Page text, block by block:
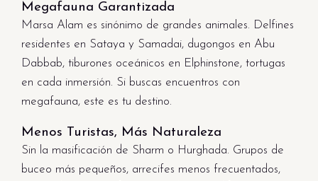
Megafauna Garantizada
Marsa Alam es sinónimo de grandes animales. Delfines
residentes en Sataya y Samadai, dugongos en Abu
Dabbab, tiburones oceánicos en Elphinstone, tortugas
en cada inmersión. Si buscas encuentros con
megafauna, este es tu destino.
Menos Turistas, Más Naturaleza
Sin la masificación de Sharm o Hurghada. Grupos de
buceo más pequeños, arrecifes menos frecuentados,